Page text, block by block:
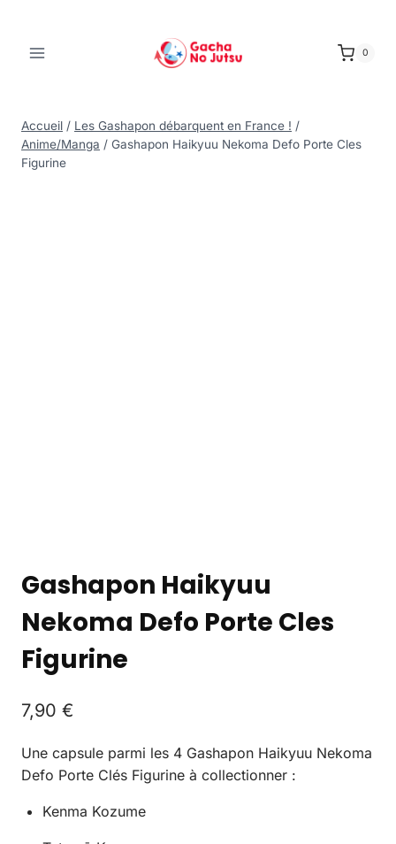
0
Accueil / Les Gashapon débarquent en France ! /
Anime/Manga / Gashapon Haikyuu Nekoma Defo Porte Cles
Figurine
Gashapon Haikyuu
Nekoma Defo Porte Cles
Figurine
7,90 €
Une capsule parmi les 4 Gashapon Haikyuu Nekoma
Defo Porte Clés Figurine à collectionner :
Kenma Kozume